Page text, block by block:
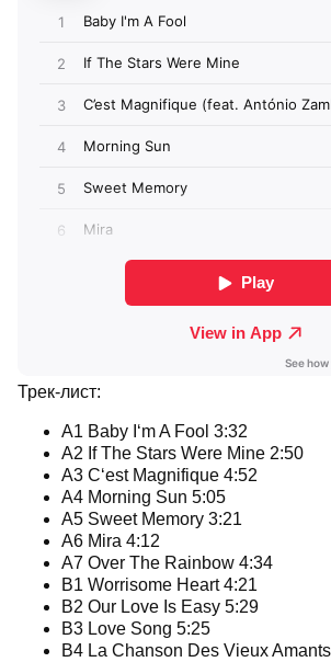
Трек-лист:
A1 Baby I‘m A Fool 3:32
A2 If The Stars Were Mine 2:50
A3 C‘est Magnifique 4:52
A4 Morning Sun 5:05
A5 Sweet Memory 3:21
A6 Mira 4:12
A7 Over The Rainbow 4:34
B1 Worrisome Heart 4:21
B2 Our Love Is Easy 5:29
B3 Love Song 5:25
B4 La Chanson Des Vieux